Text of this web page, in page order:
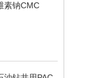
素钠CMC